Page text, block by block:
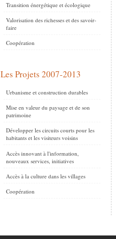
Transition énergétique et écologique
Valorisation des richesses et des savoir-
faire
Coopération
Les Projets 2007-2013
Urbanisme et construction durables
Mise en valeur du paysage et de son
patrimoine
Développer les circuits courts pour les
habitants et les visiteurs voisins
Accès innovant à l'information,
nouveaux services, initiatives
Accès à la culture dans les villages
Coopération